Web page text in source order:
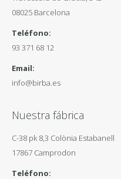
08025 Barcelona
Teléfono:
93 371 68 12
Email:
info@birba.es
Nuestra fábrica
C-38 pk 8,3 Colònia Estabanell
17867 Camprodon
Teléfono: